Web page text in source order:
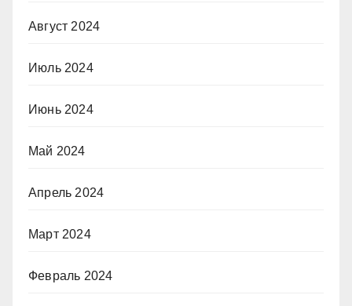
Август 2024
Июль 2024
Июнь 2024
Май 2024
Апрель 2024
Март 2024
Февраль 2024